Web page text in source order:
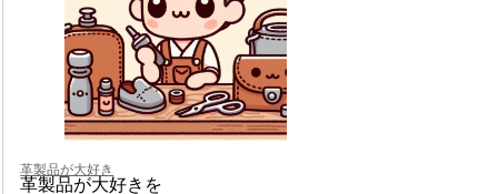
革製品が大好き
革製品が大好きを